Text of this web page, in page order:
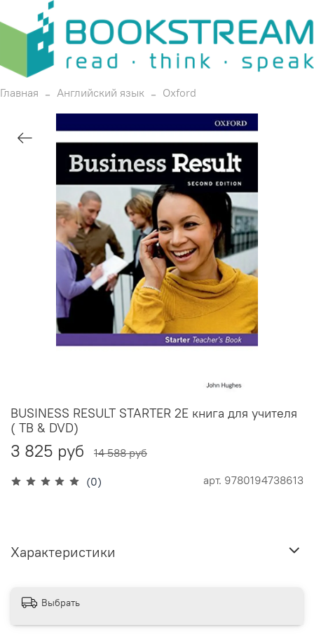
Главная Английский язык Oxford
(0) арт. 9780194738613
BUSINESS RESULT STARTER 2E книга для учителя
( TB & DVD)
3 825 руб 14 588 руб
Характеристики
Выбрать